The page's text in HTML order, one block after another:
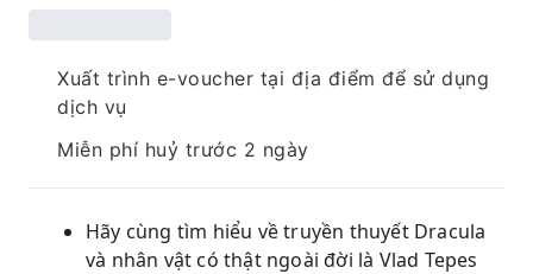
Xuất trình e-voucher tại địa điểm để sử dụng
dịch vụ
Miễn phí huỷ trước 2 ngày
Hãy cùng tìm hiểu về truyền thuyết Dracula
và nhân vật có thật ngoài đời là Vlad Tepes